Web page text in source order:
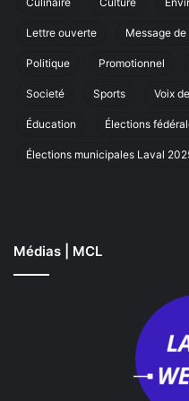
Lettre ouverte Message
Politique Promotionnel
Societé Sports Voix
Éducation Élections
Élections municipales Laval
Médias | MCL